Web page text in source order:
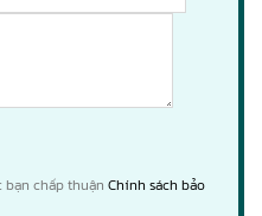
chấp thuận Chính sách bảo